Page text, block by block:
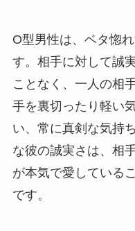
O型男性は、ベタ惚
す。相手に対して誠
ことなく、一人の相
手を裏切ったり軽い
い、常に真剣な気持
な彼の誠実さは、相
が本気で愛している
です。